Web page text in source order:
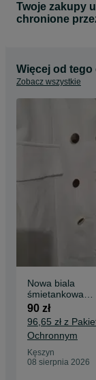
Twoje zakupy
chronione
Więcej od tego
Zobacz wszystkie
Nowa biala
śmietankowa
sukienka L 40
90 zł
96,65 zł z
Ochronnym
Kęszyn
08 sierpnia 2026